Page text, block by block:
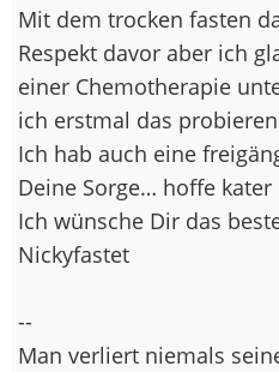
Mit dem trocken fasten
Respekt davor aber ich
einer Chemotherapie
ich erstmal das
Ich hab auch eine
Deine Sorge… hoffe
Ich wünsche Dir das
Nickyfastet
--
Man verliert niemals